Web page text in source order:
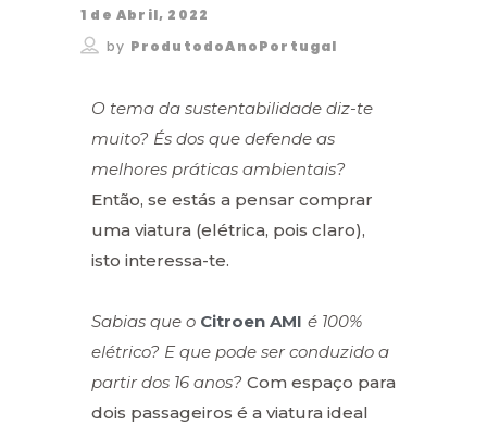
1 de Abril, 2022
by ProdutodoAnoPortugal
O tema da sustentabilidade diz-te
muito? És dos que defende as
melhores práticas ambientais?
Então, se estás a pensar comprar
uma viatura (elétrica, pois claro),
isto interessa-te.
Sabias que o Citroen AMI é 100%
elétrico? E que pode ser conduzido a
partir dos 16 anos? Com espaço para
dois passageiros é a viatura ideal